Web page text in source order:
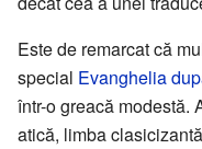
Este de remarcat că
special Evanghelia
într-o greacă modestă.
atică, limba